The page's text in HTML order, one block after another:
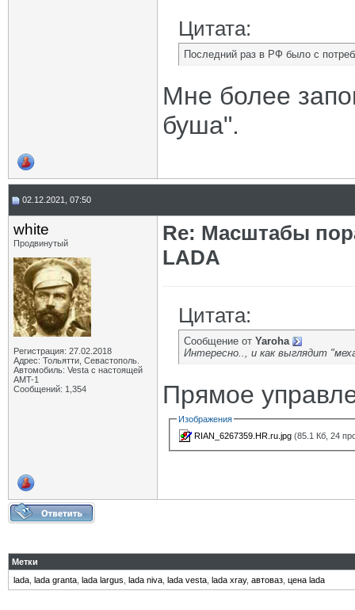
Цитата:
Последний раз в РФ было с
Мне более
буша".
02.12.2021, 07:50
white
Продвинутый
Регистрация: 27.02.2018
Адрес: Тольятти, Севастополь.
Автомобиль: Vesta с настоящей
AMT-1
Сообщений: 1,354
Re: Масштабы
LADA
Цитата:
Сообщение от Yaroha
Интересно.., и как выглядит
Прямое
Изображения
RIAN_6267359.HR.ru.jpg (85.1 Кб, 24
Метки
lada lada granta lada largus lada niva lada vesta lada xray, автоваз цена lada